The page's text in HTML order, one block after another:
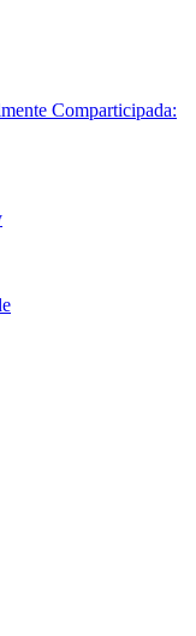
Comparticipada: